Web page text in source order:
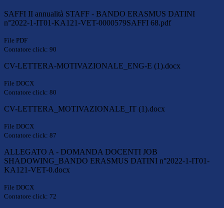
SAFFI II annualità STAFF - BANDO ERASMUS DATINI
n°2022-1-IT01-KA121-VET-0000579SAFFI 68.pdf
File PDF
Contatore click: 90
CV-LETTERA-MOTIVAZIONALE_ENG-E (1).docx
File DOCX
Contatore click: 80
CV-LETTERA_MOTIVAZIONALE_IT (1).docx
File DOCX
Contatore click: 87
ALLEGATO A - DOMANDA DOCENTI JOB
SHADOWING_BANDO ERASMUS DATINI n°2022-1-IT01-
KA121-VET-0.docx
File DOCX
Contatore click: 72